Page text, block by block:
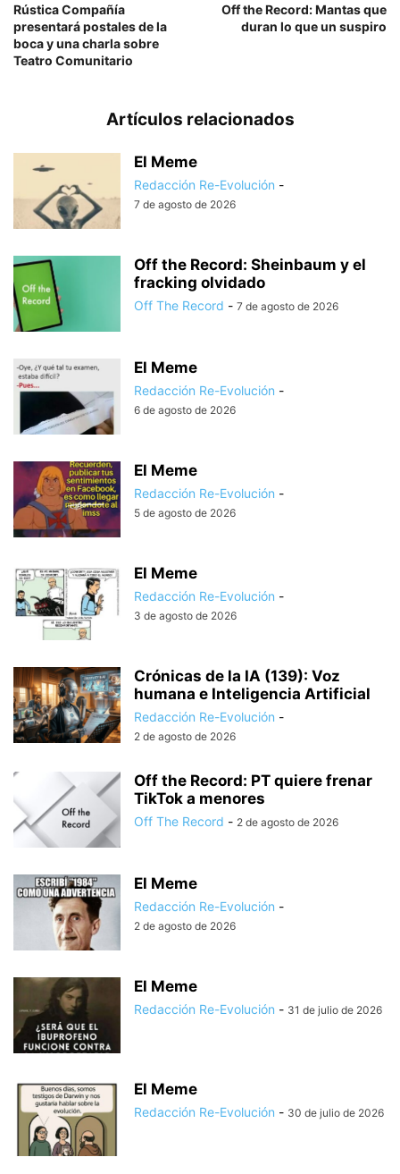
Rústica Compañía
presentará postales de la
boca y una charla sobre
Teatro Comunitario
Off the Record: Mantas que
duran lo que un suspiro
Artículos relacionados
El Meme
Redacción Re-Evolución -
7 de agosto de 2026
Off the Record: Sheinbaum y el
fracking olvidado
Off The Record - 7 de agosto de 2026
El Meme
Redacción Re-Evolución -
6 de agosto de 2026
El Meme
Redacción Re-Evolución -
5 de agosto de 2026
El Meme
Redacción Re-Evolución -
3 de agosto de 2026
Crónicas de la IA (139): Voz
humana e Inteligencia Artificial
Redacción Re-Evolución -
2 de agosto de 2026
Off the Record: PT quiere frenar
TikTok a menores
Off The Record - 2 de agosto de 2026
El Meme
Redacción Re-Evolución -
2 de agosto de 2026
El Meme
Redacción Re-Evolución - 31 de julio de 2026
El Meme
Redacción Re-Evolución - 30 de julio de 2026